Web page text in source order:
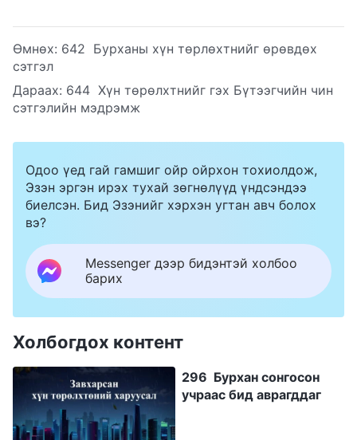
Өмнөх: 642 Бурханы хүн төрлөхтнийг өрөвдөх
сэтгэл
Дараах: 644 Хүн төрөлхтнийг гэх Бүтээгчийн чин
сэтгэлийн мэдрэмж
Одоо үед гай гамшиг ойр ойрхон тохиолдож,
Эзэн эргэн ирэх тухай зөгнөлүүд үндсэндээ
биелсэн. Бид Эзэнийг хэрхэн угтан авч болох
вэ?
Messenger дээр бидэнтэй холбоо
барих
Холбогдох контент
296 Бурхан сонгосон
учраас бид аврагддаг